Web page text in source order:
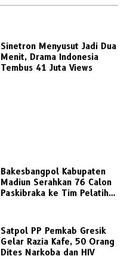
Sinetron Menyusut Jadi Dua
Menit, Drama Indonesia
Tembus 41 Juta Views
Bakesbangpol Kabupaten
Madiun Serahkan 76 Calon
Paskibraka ke Tim Pelatih
Satpol PP Pemkab Gresik
Gelar Razia Kafe, 50 Orang
Dites Narkoba dan HIV